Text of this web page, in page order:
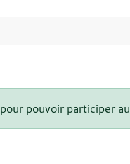
pour pouvoir participer